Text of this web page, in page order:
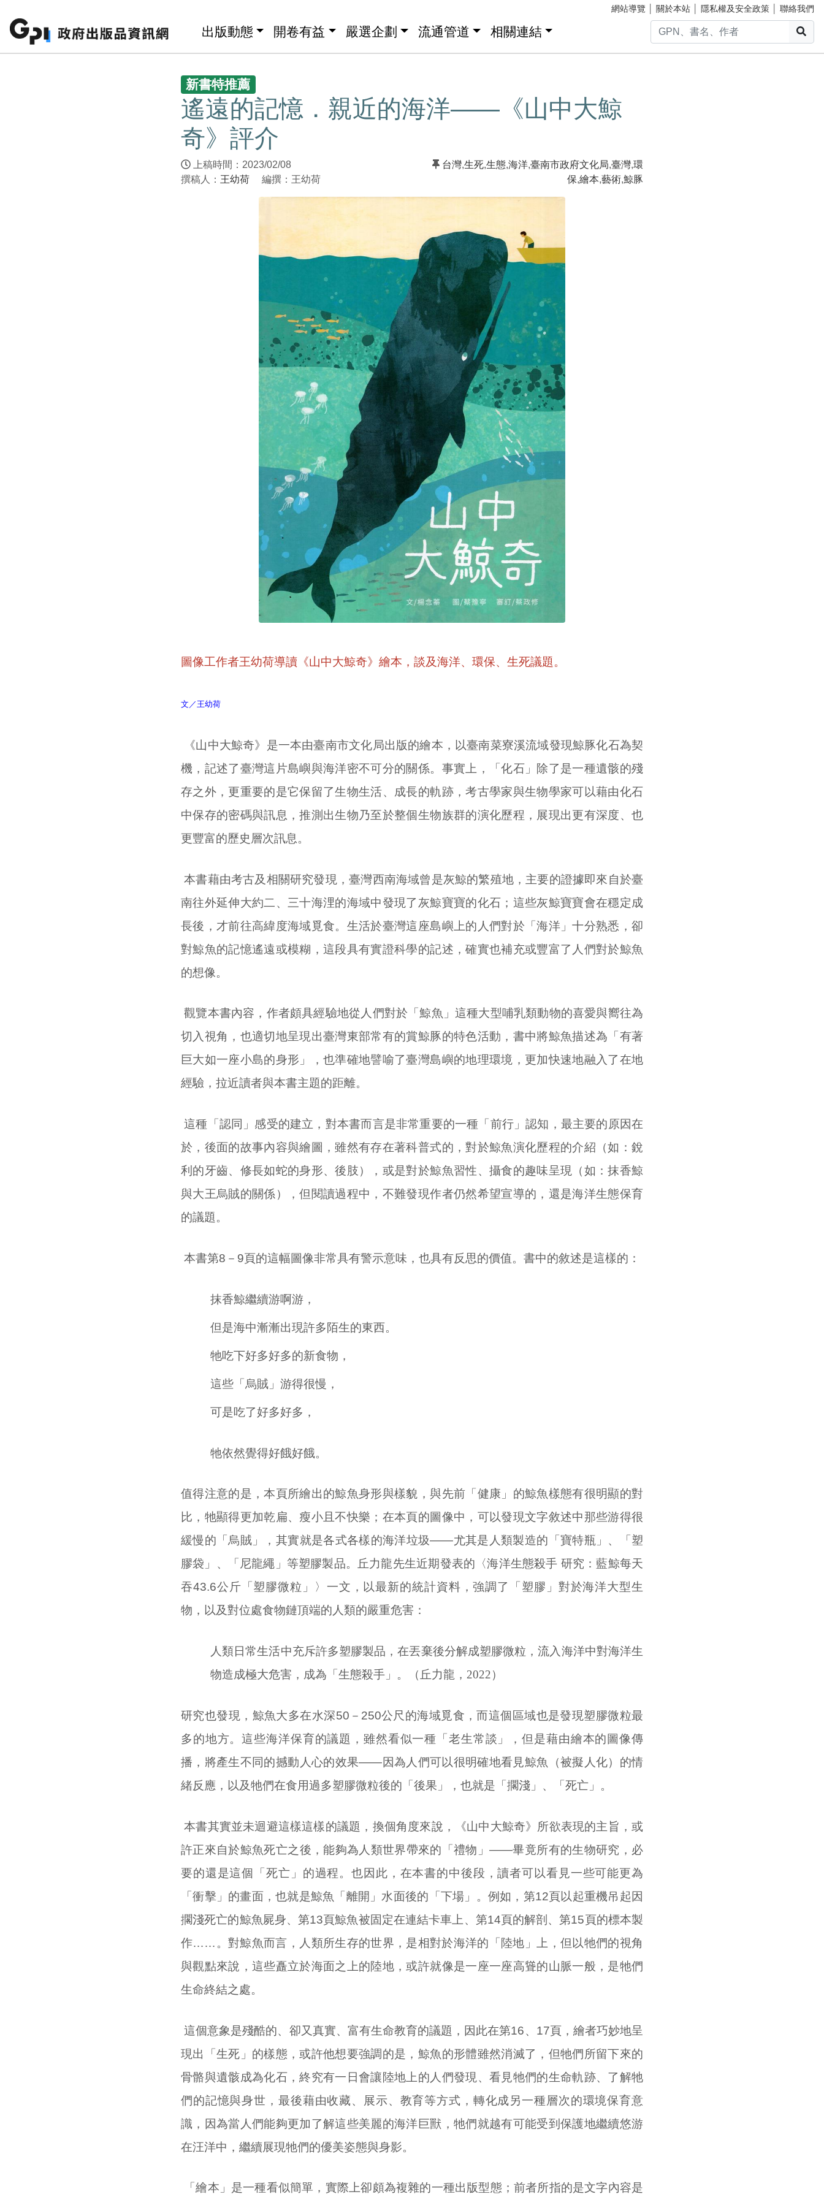
網站導覽 關於本站 隱私權及安全政策 聯絡我們
出版動態 開卷有益 嚴選企劃 流通管道 相關連結
新書特推薦
遙遠的記憶．親近的海洋——《山中大鯨
奇》評介
上稿時間：2023/02/08
撰稿人： 王幼荷 編撰：王幼荷
台灣,生死,生態,海洋,臺南市政府文化局,臺灣,環
保,繪本,藝術,鯨豚
圖像工作者王幼荷導讀《山中大鯨奇》繪本，談及海洋、環保、生死議題。
文／王幼荷
《山中大鯨奇》是一本由臺南市文化局出版的繪本，以臺南菜寮溪流域發現鯨豚化石為契
機，記述了臺灣這片島嶼與海洋密不可分的關係。事實上，「化石」除了是一種遺骸的殘
存之外，更重要的是它保留了生物生活、成長的軌跡，考古學家與生物學家可以藉由化石
中保存的密碼與訊息，推測出生物乃至於整個生物族群的演化歷程，展現出更有深度、也
更豐富的歷史層次訊息。
本書藉由考古及相關研究發現，臺灣西南海域曾是灰鯨的繁殖地，主要的證據即來自於臺
南往外延伸大約二、三十海浬的海域中發現了灰鯨寶寶的化石；這些灰鯨寶寶會在穩定成
長後，才前往高緯度海域覓食。生活於臺灣這座島嶼上的人們對於「海洋」十分熟悉，卻
對鯨魚的記憶遙遠或模糊，這段具有實證科學的記述，確實也補充或豐富了人們對於鯨魚
的想像。
觀覽本書內容，作者頗具經驗地從人們對於「鯨魚」這種大型哺乳類動物的喜愛與嚮往為
切入視角，也適切地呈現出臺灣東部常有的賞鯨豚的特色活動，書中將鯨魚描述為「有著
巨大如一座小島的身形」，也準確地譬喻了臺灣島嶼的地理環境，更加快速地融入了在地
經驗，拉近讀者與本書主題的距離。
這種「認同」感受的建立，對本書而言是非常重要的一種「前行」認知，最主要的原因在
於，後面的故事內容與繪圖，雖然有存在著科普式的，對於鯨魚演化歷程的介紹（如：銳
利的牙齒、修長如蛇的身形、後肢），或是對於鯨魚習性、攝食的趣味呈現（如：抹香鯨
與大王烏賊的關係），但閱讀過程中，不難發現作者仍然希望宣導的，還是海洋生態保育
的議題。
本書第8－9頁的這幅圖像非常具有警示意味，也具有反思的價值。書中的敘述是這樣的：
抹香鯨繼續游啊游，
但是海中漸漸出現許多陌生的東西。
牠吃下好多好多的新食物，
這些「烏賊」游得很慢，
可是吃了好多好多，
牠依然覺得好餓好餓。
值得注意的是，本頁所繪出的鯨魚身形與樣貌，與先前「健康」的鯨魚樣態有很明顯的對
比，牠顯得更加乾扁、瘦小且不快樂；在本頁的圖像中，可以發現文字敘述中那些游得很
緩慢的「烏賊」，其實就是各式各樣的海洋垃圾——尤其是人類製造的「寶特瓶」、「塑
膠袋」、「尼龍繩」等塑膠製品。丘力龍先生近期發表的〈海洋生態殺手 研究：藍鯨每天
吞43.6公斤「塑膠微粒」〉一文，以最新的統計資料，強調了「塑膠」對於海洋大型生
物，以及對位處食物鏈頂端的人類的嚴重危害：
人類日常生活中充斥許多塑膠製品，在丟棄後分解成塑膠微粒，流入海洋中對海洋生
物造成極大危害，成為「生態殺手」。（丘力龍， 2022）
研究也發現，鯨魚大多在水深50－250公尺的海域覓食，而這個區域也是發現塑膠微粒最
多的地方。這些海洋保育的議題，雖然看似一種「老生常談」，但是藉由繪本的圖像傳
播，將產生不同的撼動人心的效果——因為人們可以很明確地看見鯨魚（被擬人化）的情
緒反應，以及牠們在食用過多塑膠微粒後的「後果」，也就是「擱淺」、「死亡」。
本書其實並未迴避這樣這樣的議題，換個角度來說，《山中大鯨奇》所欲表現的主旨，或
許正來自於鯨魚死亡之後，能夠為人類世界帶來的「禮物」——畢竟所有的生物研究，必
要的還是這個「死亡」的過程。也因此，在本書的中後段，讀者可以看見一些可能更為
「衝擊」的畫面，也就是鯨魚「離開」水面後的「下場」。例如，第12頁以起重機吊起因
擱淺死亡的鯨魚屍身、第13頁鯨魚被固定在連結卡車上、第14頁的解剖、第15頁的標本製
作……。對鯨魚而言，人類所生存的世界，是相對於海洋的「陸地」上，但以牠們的視角
與觀點來說，這些矗立於海面之上的陸地，或許就像是一座一座高聳的山脈一般，是牠們
生命終結之處。
這個意象是殘酷的、卻又真實、富有生命教育的議題，因此在第16、17頁，繪者巧妙地呈
現出「生死」的樣態，或許他想要強調的是，鯨魚的形體雖然消滅了，但牠們所留下來的
骨骼與遺骸成為化石，終究有一日會讓陸地上的人們發現、看見牠們的生命軌跡、了解牠
們的記憶與身世，最後藉由收藏、展示、教育等方式，轉化成另一種層次的環境保育意
識，因為當人們能夠更加了解這些美麗的海洋巨獸，牠們就越有可能受到保護地繼續悠游
在汪洋中，繼續展現牠們的優美姿態與身影。
「繪本」是一種看似簡單，實際上卻頗為複雜的一種出版型態；前者所指的是文字內容是